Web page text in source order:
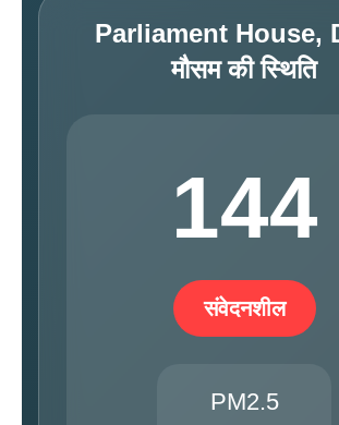
Parliament House,
मौसम की स्थिति
144
संवेदनशील
PM2.5